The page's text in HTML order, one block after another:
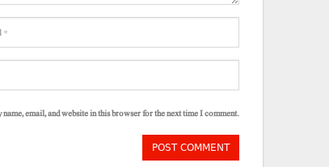
name, email, and website in this browser for the next time I comment.